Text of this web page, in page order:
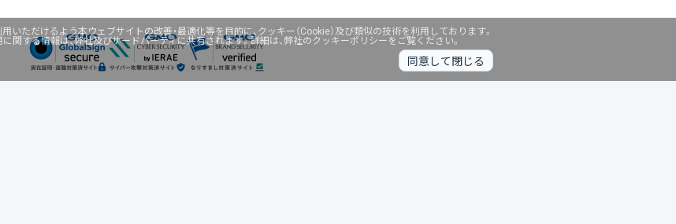
いただけるよう本ウェブサイトの改善・最適化等を目的に、クッキー（Cookie）及び類似の技術を利用しております。
関する情報は、弊社及びサードパーティに共有されます。詳細は、弊社のクッキーポリシーをご覧ください。
同意して閉じる